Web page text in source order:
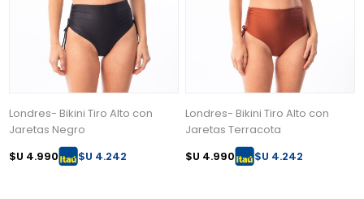
Londres- Bikini Tiro Alto con
Jaretas Negro
$U 4.990
$U 4.242
Londres- Bikini Tiro Alto con
Jaretas Terracota
$U 4.990
$U 4.242